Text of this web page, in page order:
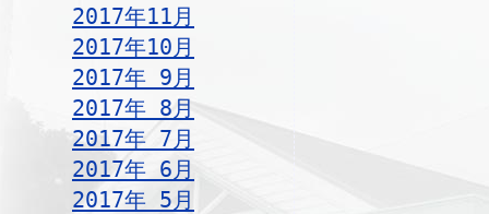
2017年11月
2017年10月
2017年 9月
2017年 8月
2017年 7月
2017年 6月
2017年 5月